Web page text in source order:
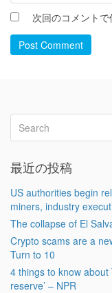
次回のコメント
Post Comment
最近の投稿
US authorities begin
miners, industry
The collapse of El
Crypto scams are a
Turn to 10
4 things to know about
reserve’ – NPR